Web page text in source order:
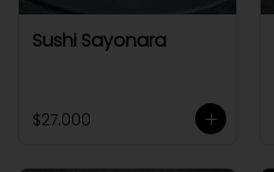
Sushi Sayonara
$27.000